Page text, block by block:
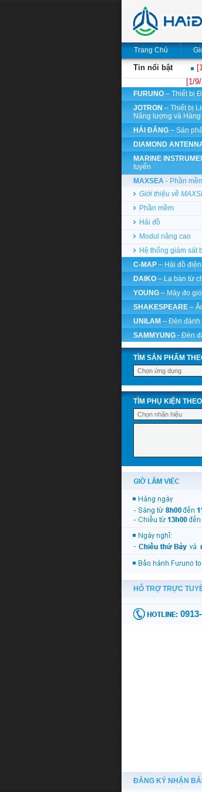
Trang Chủ
Tin nổi bật
[1/
FURUNO – Thiết bị
JOTRON – Thiết bị
Năng lượng và Hàng
HẢI ĐĂNG – Sản
DIAMOND
MARINE
tuyến
MAXSEA - Phần
Giới thiệu về
Phần mềm
Hải đồ
Modul nâng cao
Hệ thống giám sát
C-MAP – Hải đồ
DAIKO – La bàn từ
YOUNG – Máy đo gió
SHAKESPEARE –
UNILAM – Đèn đánh
SAMMYUNG - Đèn
TÌM SẢN PHẨM
TÌM PHỤ KIỆN
ĐĂNG KÝ NHẬN